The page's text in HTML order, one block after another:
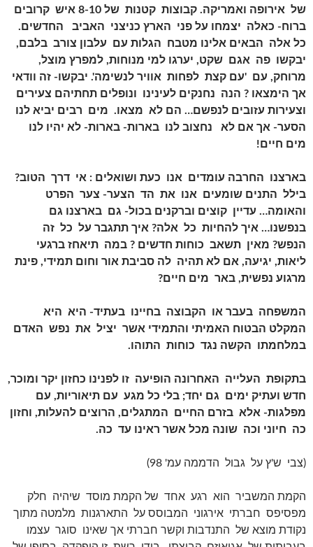
של אירופה ואמריקה. קבוצות קטנות של 8-10 איש קרובים
ברוח- כאלה יצמחו על פני הארץ כניצני האביב החדשים.
כל אלה הבאים אלינו מטבח הגלות עם עלבון צורב בלבם,
יבקשו פה אגם שקט, יערגו למי מנוחות, למפרץ מוצל,
מרוחק, עם 'עם קצת לפחות אוויר לנשימה'. יבקשו- זה וודאי
אך הימצאו ? הנה נחנקים לעינינו ונופלים תחתיהם צעירים
וצעירות עזובים לנפשם… הם לא מצאו. מים רבים יביא לנו
הסער- אך אם לא נחצוב לנו בארות- בארות- לא יהיו לנו
מים חיים!
בארצנו החרבה עומדים אנו כעת ושואלים : אי דרך הטוב?
בילל התנים שומעים אנו את הד הצער- צער הפרט
והאומה… עדיין קוצים וברקנים בכול- גם בארצנו גם
בנפשנו… איך להחיות כל אלה? איך תתגבר על כל זה
הנפש? מאין תשאב כוחות חדשים ? במה תיאחז ברגעי
ליאות, יגיעה, אם לא תהיה לה סביבת אור וחום תמידי, פינת
מרגוע נפשית, באר מים חיים?
המשפחה בעבר או הקבוצה בחיינו בעתיד- היא היא
המקלט הבטוח האמיתי והתמידי אשר יציל את נפש האדם
במלחמתו הקשה נגד כוחות התוהו.
בתקופת העלייה האחרונה הופיעה זו לפנינו כחזון יקר ומוכר,
חדש ועתיק ימים גם יחד; בלי כל מגע עם תיאוריות, עם
מפלגות- אלא בזרם החיים המתגלים, הרוצים להעלות, וחזון
כה חיוני וכה שונה מכל אשר ראינו עד כה.
(צבי ש'ץ על גבול הדממה עמ' 98)
הקמת המשביר הוא רגע אחד של הקמת מוסד שיהיה חלק
מפסיפס חברתי אירגוני המבוסס על התארגנות מלמטה מתוך
נקודת מוצא של התנדבות וקשר חברתי אך שאינו סוגר עצמו